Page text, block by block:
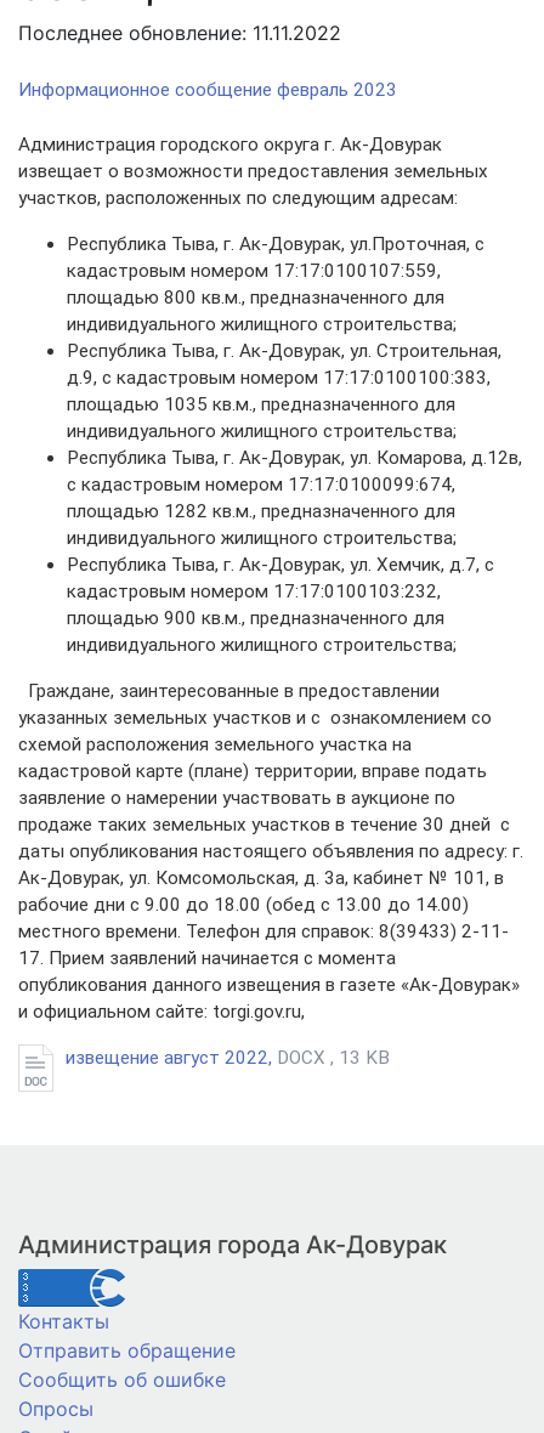
Последнее обновление: 11.11.2022
Информационное сообщение февраль 2023
Администрация городского округа г. Ак-Довурак
извещает о возможности предоставления земельных
участков, расположенных по следующим адресам:
Республика Тыва, г. Ак-Довурак, ул.Проточная, с
кадастровым номером 17:17:0100107:559,
площадью 800 кв.м., предназначенного для
индивидуального жилищного строительства;
Республика Тыва, г. Ак-Довурак, ул. Строительная,
д.9, с кадастровым номером 17:17:0100100:383,
площадью 1035 кв.м., предназначенного для
индивидуального жилищного строительства;
Республика Тыва, г. Ак-Довурак, ул. Комарова, д.12в,
с кадастровым номером 17:17:0100099:674,
площадью 1282 кв.м., предназначенного для
индивидуального жилищного строительства;
Республика Тыва, г. Ак-Довурак, ул. Хемчик, д.7, с
кадастровым номером 17:17:0100103:232,
площадью 900 кв.м., предназначенного для
индивидуального жилищного строительства;
Граждане, заинтересованные в предоставлении
указанных земельных участков и с ознакомлением со
схемой расположения земельного участка на
кадастровой карте (плане) территории, вправе подать
заявление о намерении участвовать в аукционе по
продаже таких земельных участков в течение 30 дней с
даты опубликования настоящего объявления по адресу: г.
Ак-Довурак, ул. Комсомольская, д. 3а, кабинет № 101, в
рабочие дни с 9.00 до 18.00 (обед с 13.00 до 14.00)
местного времени. Телефон для справок: 8(39433) 2-11-
17. Прием заявлений начинается с момента
опубликования данного извещения в газете «Ак-Довурак»
и официальном сайте: torgi.gov.ru,
извещение август 2022, DOCX , 13 KB
Администрация города Ак-Довурак
Контакты
Отправить обращение
Сообщить об ошибке
Опросы